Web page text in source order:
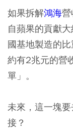
如果拆解鴻海
自蘋果的貢獻
國基地製造的
約有2兆元的營
單」。
未來，這一塊
接？